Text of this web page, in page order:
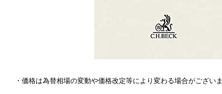
・価格は為替相場の変動や価格改定等により変わる場合がござい